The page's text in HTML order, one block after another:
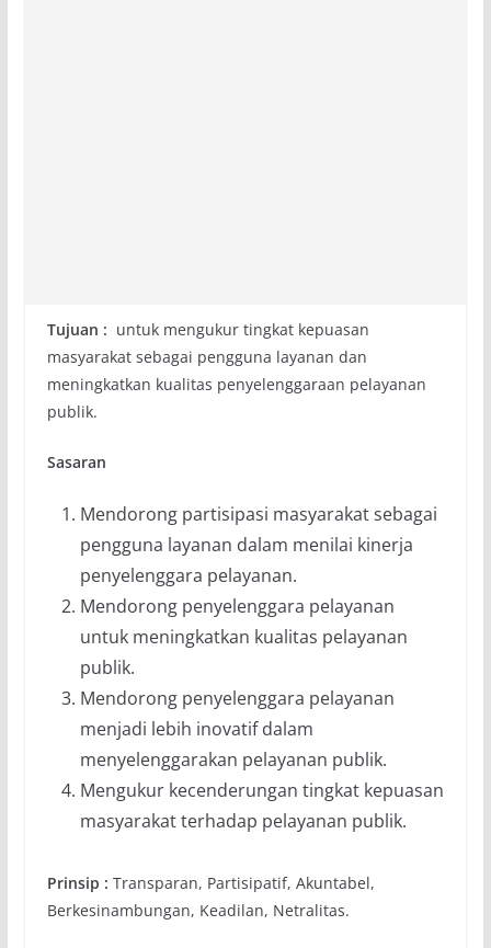
Tujuan : untuk mengukur tingkat kepuasan
masyarakat sebagai pengguna layanan dan
meningkatkan kualitas penyelenggaraan pelayanan
publik.
Sasaran
Mendorong partisipasi masyarakat sebagai
pengguna layanan dalam menilai kinerja
penyelenggara pelayanan.
Mendorong penyelenggara pelayanan
untuk meningkatkan kualitas pelayanan
publik.
Mendorong penyelenggara pelayanan
menjadi lebih inovatif dalam
menyelenggarakan pelayanan publik.
Mengukur kecenderungan tingkat kepuasan
masyarakat terhadap pelayanan publik.
Prinsip : Transparan, Partisipatif, Akuntabel,
Berkesinambungan, Keadilan, Netralitas.